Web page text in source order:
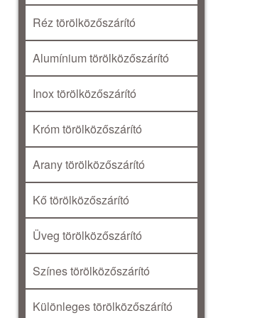
Réz törölközőszárító
Alumínium törölközőszárító
Inox törölközőszárító
Króm törölközőszárító
Arany törölközőszárító
Kő törölközőszárító
Üveg törölközőszárító
Színes törölközőszárító
Különleges törölközőszárító